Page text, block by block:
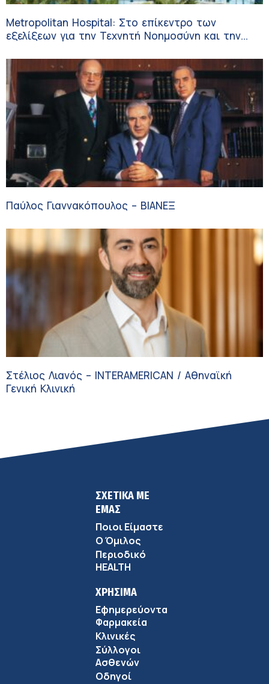
Metropolitan Hospital: Στο επίκεντρο των
εξελίξεων για την Τεχνητή Νοημοσύνη και την
Παύλος Γιαννακόπουλος – ΒΙΑΝΕΞ
Στέλιος Λιανός – INTERAMERICAN / Αθηναϊκή
Γενική Κλινική
ΣΧΕΤΙΚΑ ΜΕ
ΕΜΑΣ
Ποιοι Είμαστε
Ο Όμιλος
Περιοδικό
HEALTH
ΧΡΗΣΙΜΑ
Εφημερεύοντα
Φαρμακεία
Κλινικές
Σύλλογοι
Ασθενών
Οδηγοί